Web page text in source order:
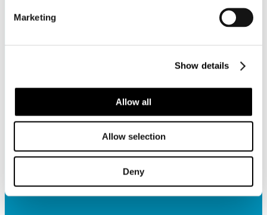
Marketing
Show details
Allow all
Allow selection
Deny